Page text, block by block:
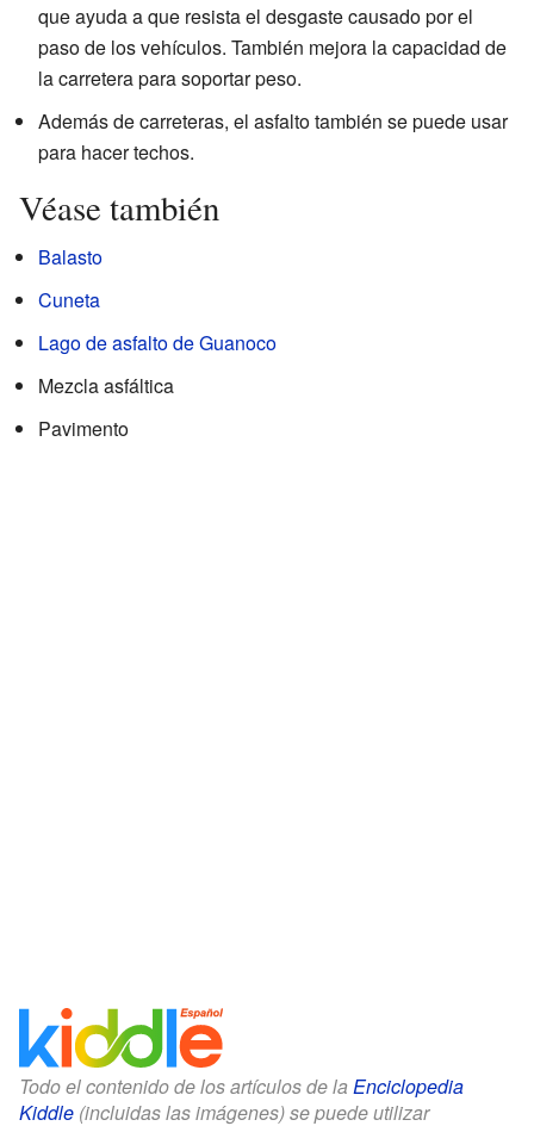
que ayuda a que resista el desgaste causado por el
paso de los vehículos. También mejora la capacidad de
la carretera para soportar peso.
Además de carreteras, el asfalto también se puede usar
para hacer techos.
Véase también
Balasto
Cuneta
Lago de asfalto de Guanoco
Mezcla asfáltica
Pavimento
Todo el contenido de los artículos de la Enciclopedia
Kiddle (incluidas las imágenes) se puede utilizar